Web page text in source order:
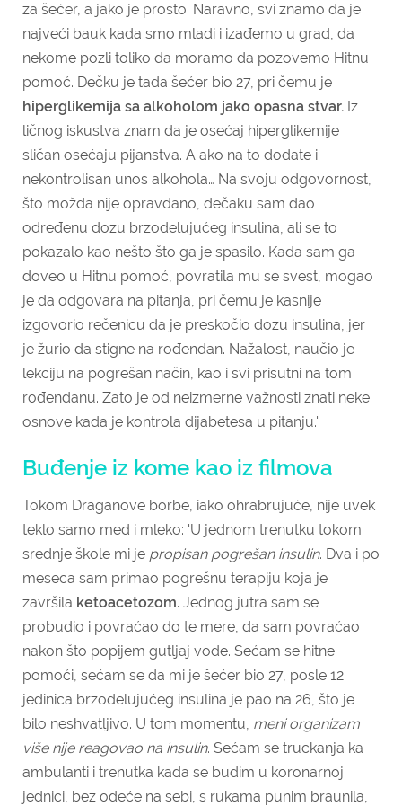
za šećer, a jako je prosto. Naravno, svi znamo da je
najveći bauk kada smo mladi i izađemo u grad, da
nekome pozli toliko da moramo da pozovemo Hitnu
pomoć. Dečku je tada šećer bio 27, pri čemu je
hiperglikemija sa alkoholom jako opasna stvar. Iz
ličnog iskustva znam da je osećaj hiperglikemije
sličan osećaju pijanstva. A ako na to dodate i
nekontrolisan unos alkohola… Na svoju odgovornost,
što možda nije opravdano, dečaku sam dao
određenu dozu brzodelujućeg insulina, ali se to
pokazalo kao nešto što ga je spasilo. Kada sam ga
doveo u Hitnu pomoć, povratila mu se svest, mogao
je da odgovara na pitanja, pri čemu je kasnije
izgovorio rečenicu da je preskočio dozu insulina, jer
je žurio da stigne na rođendan. Nažalost, naučio je
lekciju na pogrešan način, kao i svi prisutni na tom
rođendanu. Zato je od neizmerne važnosti znati neke
osnove kada je kontrola dijabetesa u pitanju.'
Buđenje iz kome kao iz filmova
Tokom Draganove borbe, iako ohrabrujuće, nije uvek
teklo samo med i mleko: 'U jednom trenutku tokom
srednje škole mi je propisan pogrešan insulin. Dva i po
meseca sam primao pogrešnu terapiju koja je
završila ketoacetozom. Jednog jutra sam se
probudio i povraćao do te mere, da sam povraćao
nakon što popijem gutljaj vode. Sećam se hitne
pomoći, sećam se da mi je šećer bio 27, posle 12
jedinica brzodelujućeg insulina je pao na 26, što je
bilo neshvatljivo. U tom momentu, meni organizam
više nije reagovao na insulin. Sećam se truckanja ka
ambulanti i trenutka kada se budim u koronarnoj
jednici, bez odeće na sebi, s rukama punim braunila,